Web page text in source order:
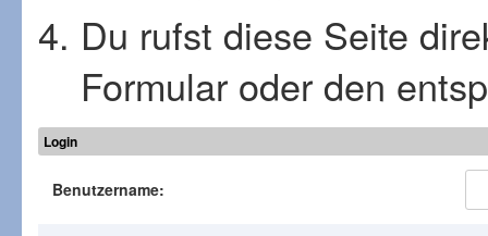
Du rufst diese Seite
Formular oder den
Login
Benutzername: